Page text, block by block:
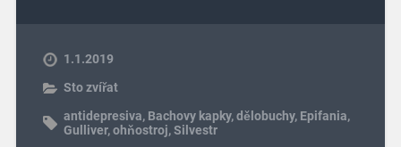
1.1.2019
Sto zvířat
antidepresiva, Bachovy kapky,dělobuchy, Epifania,
Gulliver,ohňostroj,Silvestr